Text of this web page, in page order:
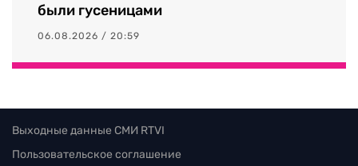
были гусеницами
06.08.2026 / 20:59
Выходные данные СМИ RTVI
Пользовательское соглашение